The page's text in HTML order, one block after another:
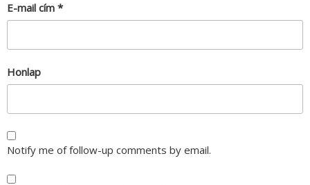
E-mail cím *
Honlap
Notify me of follow-up comments by email.